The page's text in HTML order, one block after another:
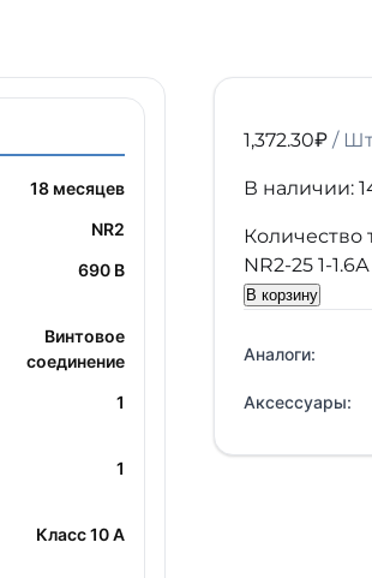
18 месяцев
NR2
690 В
Винтовое
соединение
1
1
Класс 10 A
1,372.30₽ /
В наличии:
Количество
NR2-25 1-
В корзину
Аналоги:
Аксессуары: